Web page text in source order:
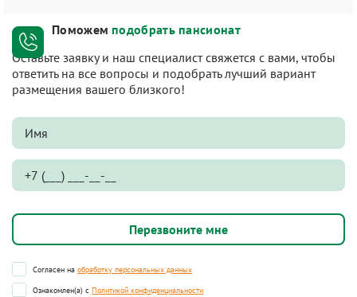
Поможем подобрать пансионат
Оставьте заявку и наш специалист свяжется с вами, чтобы
ответить на все вопросы и подобрать лучший вариант
размещения вашего близкого!
Согласен на обработку персональных данных
Ознакомлен(а) с Политикой конфиденциальности